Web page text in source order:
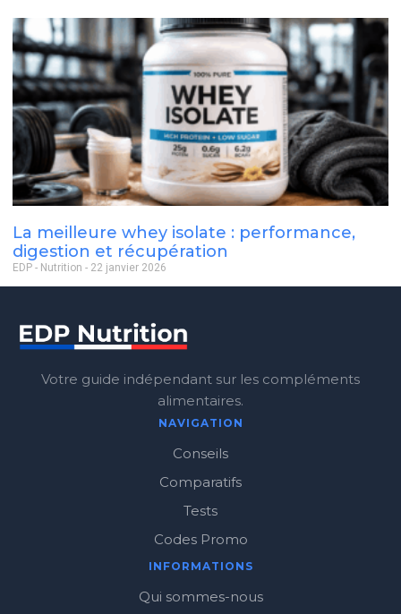
La meilleure whey isolate : performance,
digestion et récupération
EDP - Nutrition 22 janvier 2026
Votre guide indépendant sur les compléments
alimentaires.
NAVIGATION
Conseils
Comparatifs
Tests
Codes Promo
INFORMATIONS
Qui sommes-nous